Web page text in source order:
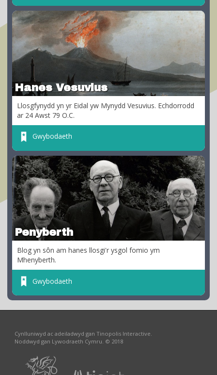
Hanes Vesuvius
Llosgfynydd yn yr Eidal yw Mynydd Vesuvius. Echdorrodd
ar 24 Awst 79 O.C.
Gwybodaeth
Penyberth
Blog yn sôn am hanes llosgi'r ysgol fomio ym
Mhenyberth.
Gwybodaeth
Cynlluniwyd ac adeiladwyd gan Tinopolis Interactive.
Noddwyd gan Lywodraeth Cymru. © 2018